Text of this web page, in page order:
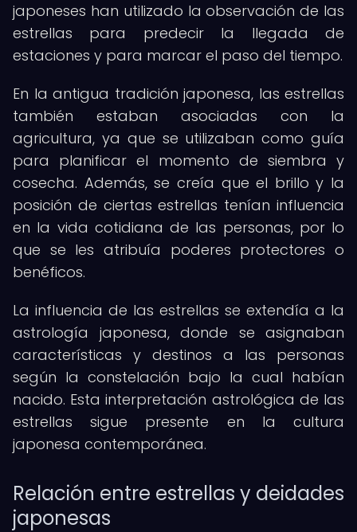
japoneses han utilizado la observación de las
estrellas para predecir la llegada de
estaciones y para marcar el paso del tiempo.
En la antigua tradición japonesa, las estrellas
también estaban asociadas con la
agricultura, ya que se utilizaban como guía
para planificar el momento de siembra y
cosecha. Además, se creía que el brillo y la
posición de ciertas estrellas tenían influencia
en la vida cotidiana de las personas, por lo
que se les atribuía poderes protectores o
benéficos.
La influencia de las estrellas se extendía a la
astrología japonesa, donde se asignaban
características y destinos a las personas
según la constelación bajo la cual habían
nacido. Esta interpretación astrológica de las
estrellas sigue presente en la cultura
japonesa contemporánea.
Relación entre estrellas y deidades
japonesas